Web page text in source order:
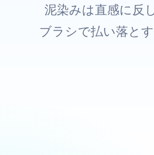
泥染みは直感に反
ブラシで払い落と